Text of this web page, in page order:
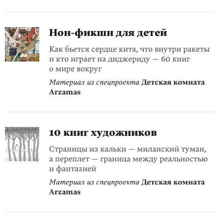
Нон-фикшн для детей
Как бьется сердце кита, что внутри ракеты
и кто играет на диджериду — 60 книг
о мире вокруг
Материал из спецпроекта Детская комната
Arzamas
10 книг художников
Страницы из кальки — миланский туман,
а переплет — граница между реальностью
и фантазией
Материал из спецпроекта Детская комната
Arzamas